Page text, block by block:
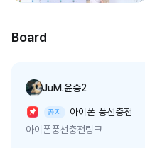
Board
JuM.윤중2
공지
아이폰 풍선충전
아이폰풍선충전링크